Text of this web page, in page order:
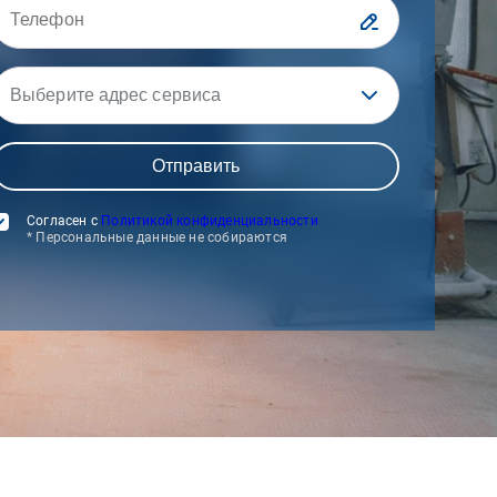
Выберите адрес сервиса
Согласен с Политикой конфиденциальности
* Персональные данные не собираются